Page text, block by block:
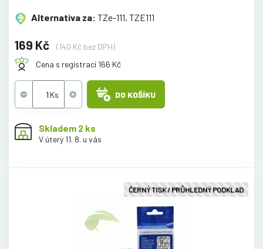
Alternativa za: TZe-111, TZE111
169 Kč
(140 Kč bez DPH)
Cena s registrací 166 Kč
DO KOŠÍKU
Skladem 2 ks
V úterý 11. 8. u vás
ČERNÝ TISK / PRŮHLEDNÝ PODKLAD